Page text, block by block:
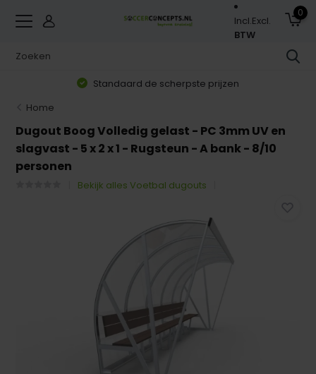
Incl.Excl.
BTW
0
Standaard de scherpste prijzen
Home
Dugout Boog Volledig gelast - PC 3mm UV en
slagvast - 5 x 2 x 1 - Rugsteun - A bank - 8/10
personen
Bekijk alles Voetbal dugouts